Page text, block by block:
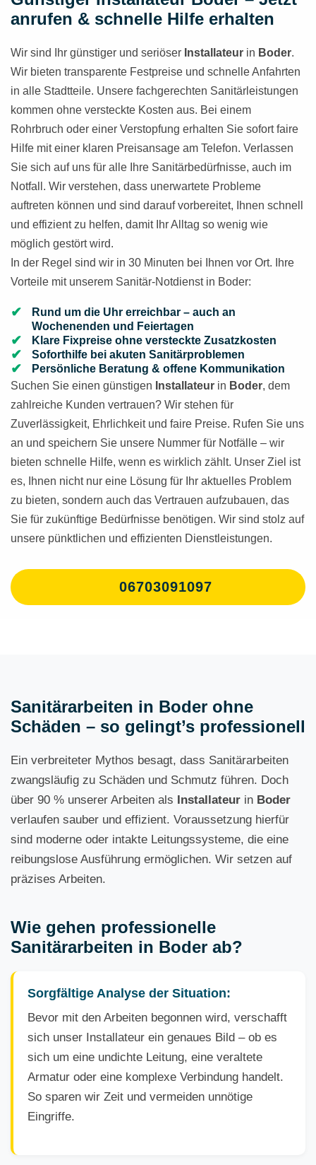
anrufen & schnelle Hilfe erhalten
Wir sind Ihr günstiger und seriöser Installateur in Boder.
Wir bieten transparente Festpreise und schnelle Anfahrten
in alle Stadtteile. Unsere fachgerechten Sanitärleistungen
kommen ohne versteckte Kosten aus. Bei einem
Rohrbruch oder einer Verstopfung erhalten Sie sofort faire
Hilfe mit einer klaren Preisansage am Telefon. Verlassen
Sie sich auf uns für alle Ihre Sanitärbedürfnisse, auch im
Notfall. Wir verstehen, dass unerwartete Probleme
auftreten können und sind darauf vorbereitet, Ihnen schnell
und effizient zu helfen, damit Ihr Alltag so wenig wie
möglich gestört wird.
In der Regel sind wir in 30 Minuten bei Ihnen vor Ort. Ihre
Vorteile mit unserem Sanitär-Notdienst in Boder:
Rund um die Uhr erreichbar – auch an
Wochenenden und Feiertagen
Klare Fixpreise ohne versteckte Zusatzkosten
Soforthilfe bei akuten Sanitärproblemen
Persönliche Beratung & offene Kommunikation
Suchen Sie einen günstigen Installateur in Boder, dem
zahlreiche Kunden vertrauen? Wir stehen für
Zuverlässigkeit, Ehrlichkeit und faire Preise. Rufen Sie uns
an und speichern Sie unsere Nummer für Notfälle – wir
bieten schnelle Hilfe, wenn es wirklich zählt. Unser Ziel ist
es, Ihnen nicht nur eine Lösung für Ihr aktuelles Problem
zu bieten, sondern auch das Vertrauen aufzubauen, das
Sie für zukünftige Bedürfnisse benötigen. Wir sind stolz auf
unsere pünktlichen und effizienten Dienstleistungen.
06703091097
Sanitärarbeiten in Boder ohne
Schäden – so gelingt’s professionell
Ein verbreiteter Mythos besagt, dass Sanitärarbeiten
zwangsläufig zu Schäden und Schmutz führen. Doch
über 90 % unserer Arbeiten als Installateur in Boder
verlaufen sauber und effizient. Voraussetzung hierfür
sind moderne oder intakte Leitungssysteme, die eine
reibungslose Ausführung ermöglichen. Wir setzen auf
präzises Arbeiten.
Wie gehen professionelle
Sanitärarbeiten in Boder ab?
Sorgfältige Analyse der Situation:
Bevor mit den Arbeiten begonnen wird, verschafft
sich unser Installateur ein genaues Bild – ob es
sich um eine undichte Leitung, eine veraltete
Armatur oder eine komplexe Verbindung handelt.
So sparen wir Zeit und vermeiden unnötige
Eingriffe.